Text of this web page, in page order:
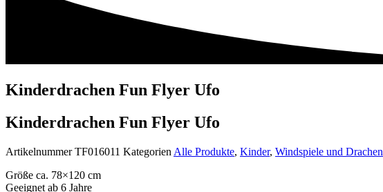
Kinderdrachen Fun Flyer Ufo
Kinderdrachen Fun Flyer Ufo
ArtikelnummerTF016011 Kategorien Alle Produkte, Kinder, Windspiele und Drachen
Größe ca. 78×120 cm
Geeignet ab 6 Jahre